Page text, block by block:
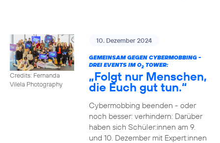
Credits: Fernanda
Vilela Photography
10. Dezember 2024
GEMEINSAM GEGEN CYBERMOBBING -
DREI EVENTS IM O2TOWER:
„Folgt nur Menschen,
die Euch gut tun.“
Cybermobbing beenden - oder
noch besser: verhindern: Darüber
haben sich Schüler:innen am 9.
und 10. Dezember mit Expert:innen